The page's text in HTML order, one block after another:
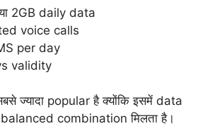
2GB daily data
voice calls
per day
validity
ज्यादा popular है क्योंकि इसमें data
combination मिलता है।